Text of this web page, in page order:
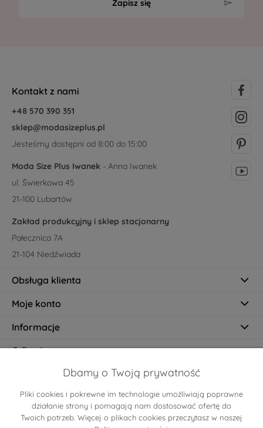
Zapisz się
Kontakt z nami
+48 570 390 351
sklep@modasizeplus.pl
Jesteśmy dostępni od 8:00 do 15:00
Moda Size Plus Iwanek - Anna Iwanek
ul. Świerkowa 45
21-100 Lubartów
Zakład produkcyjny i sklep stacjonarny
Pałecznica 7A
21-104 Niedźwiada
Obsługa klienta
Moje konto
Informacje
O firmie
Certyfikaty
Dbamy o Twoją prywatność
Pliki cookies i pokrewne im technologie umożliwiają poprawne
działanie strony i pomagają nam dostosować ofertę do
Twoich potrzeb. Więcej o plikach cookies przeczytasz w naszej